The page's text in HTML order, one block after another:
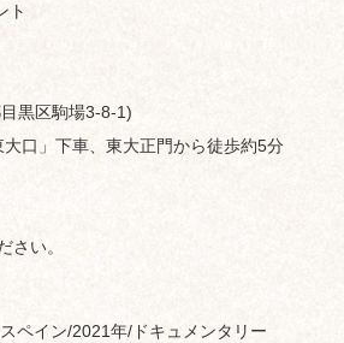
ト
黒区駒場3-8-1)
口」下車、東大正門から徒歩約5分
さい。
ペイン/2021年/ドキュメンタリー